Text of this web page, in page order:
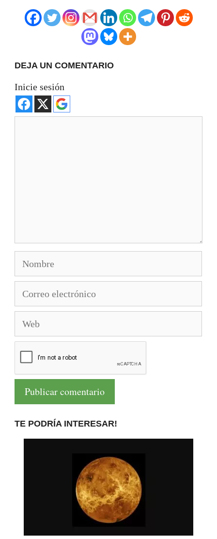
DEJA UN COMENTARIO
Inicie sesión
electrónico
TE PODRÍA INTERESAR!